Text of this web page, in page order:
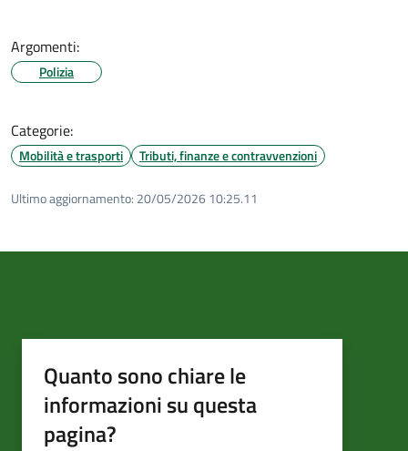
Argomenti:
Polizia
Categorie:
Mobilità e trasporti Tributi, finanze e contravvenzioni
Ultimo aggiornamento: 20/05/2026 10:25.11
Quanto sono chiare le
informazioni su questa
pagina?